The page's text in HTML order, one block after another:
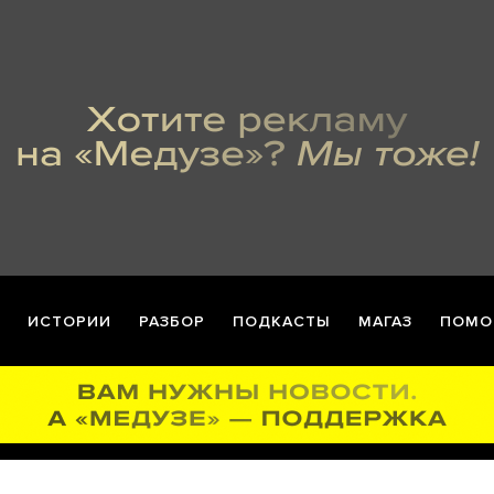
ИСТОРИИ РАЗБОР ПОДКАСТЫ МАГАЗ